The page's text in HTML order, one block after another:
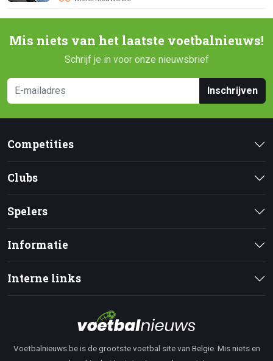
Mis niets van het laatste voetbalnieuws!
Schrijf je in voor onze nieuwsbrief
Inschrijven
Competities
Clubs
Spelers
Informatie
Interne links
Voetbalnieuws.be is de grootste voetbal site van Belgie. Mis niets en